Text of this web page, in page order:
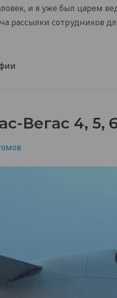
и я уже был царем
рассылки сотрудников
Вегас 4, 5,